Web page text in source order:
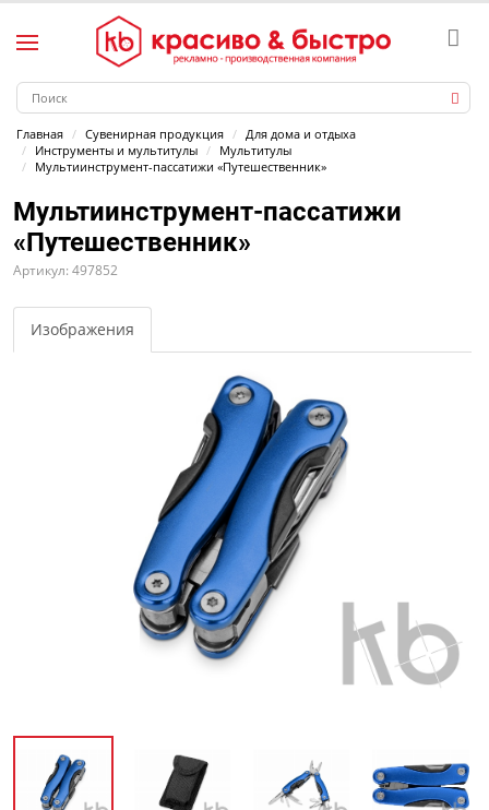
Главная Сувенирная продукция
Для дома и отдыха
Инструменты и мультитулы
Мультитулы
Мультиинструмент-пассатижи «Путешественник»
Мультиинструмент-пассатижи
«Путешественник»
Артикул: 497852
Изображения